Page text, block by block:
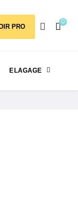
PRO
0
ELAGAGE